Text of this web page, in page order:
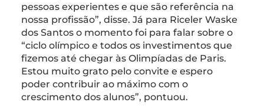
pessoas experientes e que são referência na
nossa profissão”, disse. Já para Riceler Waske
dos Santos o momento foi para falar sobre o
“ciclo olímpico e todos os investimentos que
fizemos até chegar às Olimpíadas de Paris.
Estou muito grato pelo convite e espero
poder contribuir ao máximo com o
crescimento dos alunos”, pontuou.